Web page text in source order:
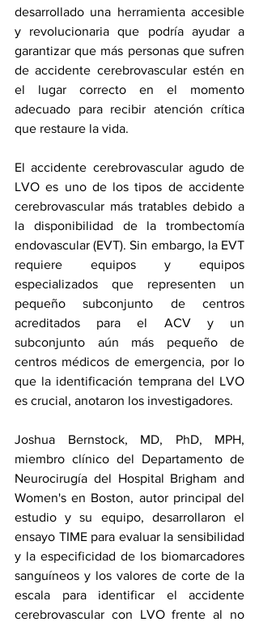
desarrollado una herramienta accesible
y revolucionaria que podría ayudar a
garantizar que más personas que sufren
de accidente cerebrovascular estén en
el lugar correcto en el momento
adecuado para recibir atención crítica
que restaure la vida.
El accidente cerebrovascular agudo de
LVO es uno de los tipos de accidente
cerebrovascular más tratables debido a
la disponibilidad de la trombectomía
endovascular (EVT). Sin embargo, la EVT
requiere equipos y equipos
especializados que representen un
pequeño subconjunto de centros
acreditados para el ACV y un
subconjunto aún más pequeño de
centros médicos de emergencia, por lo
que la identificación temprana del LVO
es crucial, anotaron los investigadores.
Joshua Bernstock, MD, PhD, MPH,
miembro clínico del Departamento de
Neurocirugía del Hospital Brigham and
Women's en Boston, autor principal del
estudio y su equipo, desarrollaron el
ensayo TIME para evaluar la sensibilidad
y la especificidad de los biomarcadores
sanguíneos y los valores de corte de la
escala para identificar el accidente
cerebrovascular con LVO frente al no